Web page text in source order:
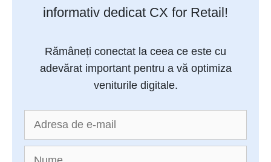
informativ dedicat CX for Retail!
Rămâneți conectat la ceea ce este cu
adevărat important pentru a vă optimiza
veniturile digitale.